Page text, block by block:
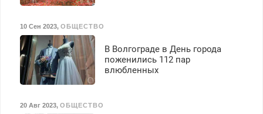
10 Сен 2023, ОБЩЕСТВО
В Волгограде в День города
поженились 112 пар
влюбленных
20 Авг 2023, ОБЩЕСТВО